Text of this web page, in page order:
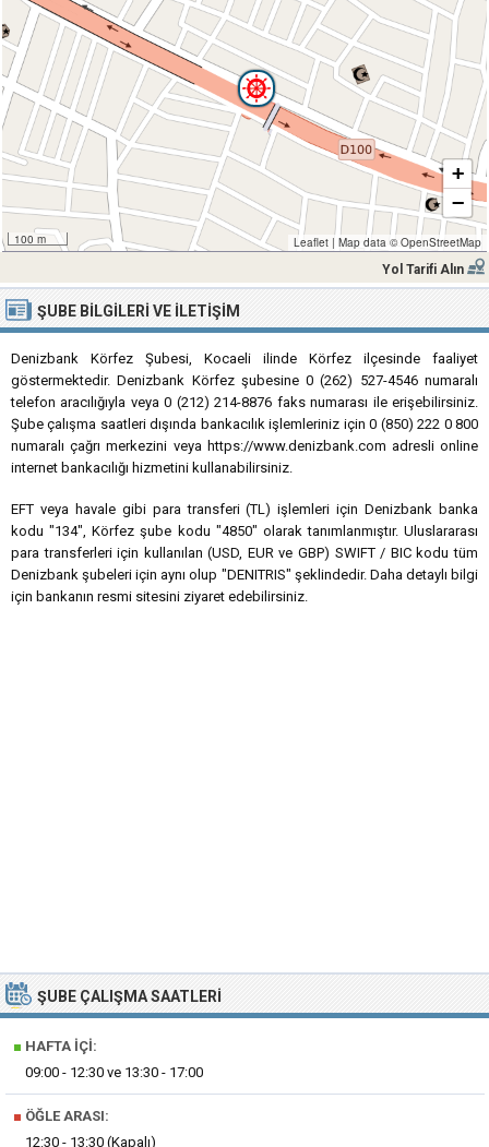
100 m
+
−
Leaflet | Map data ©OpenStreetMap
Yol Tarifi Alın
ŞUBE BILGILERI VE İLETIŞIM
Denizbank Körfez Şubesi, Kocaeli ilinde Körfez ilçesinde faaliyet
göstermektedir. Denizbank Körfez şubesine 0 (262) 527-4546 numaralı
telefon aracılığıyla veya 0 (212) 214-8876 faks numarası ile erişebilirsiniz.
Şube çalışma saatleri dışında bankacılık işlemleriniz için 0 (850) 222 0 800
numaralı çağrı merkezini veya https://www.denizbank.com adresli online
internet bankacılığı hizmetini kullanabilirsiniz.
EFT veya havale gibi para transferi (TL) işlemleri için Denizbank banka
kodu "134", Körfez şube kodu "4850" olarak tanımlanmıştır. Uluslararası
para transferleri için kullanılan (USD, EUR ve GBP) SWIFT / BIC kodu tüm
Denizbank şubeleri için aynı olup "DENITRIS" şeklindedir. Daha detaylı bilgi
için bankanın resmi sitesini ziyaret edebilirsiniz.
ŞUBE ÇALIŞMA SAATLERI
■ HAFTA İÇI:
09:00 - 12:30 ve 13:30 - 17:00
■ ÖĞLE ARASI:
12:30 - 13:30 (Kapalı)